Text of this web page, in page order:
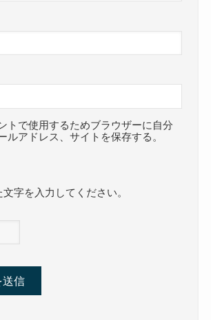
トで使用するためブラウザーに自分
ルアドレス、サイトを保存する。
文字を入力してください。